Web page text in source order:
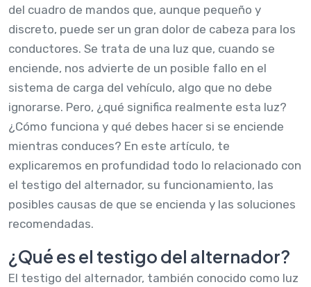
del cuadro de mandos que, aunque pequeño y
discreto, puede ser un gran dolor de cabeza para los
conductores. Se trata de una luz que, cuando se
enciende, nos advierte de un posible fallo en el
sistema de carga del vehículo, algo que no debe
ignorarse. Pero, ¿qué significa realmente esta luz?
¿Cómo funciona y qué debes hacer si se enciende
mientras conduces? En este artículo, te
explicaremos en profundidad todo lo relacionado con
el testigo del alternador, su funcionamiento, las
posibles causas de que se encienda y las soluciones
recomendadas.
¿Qué es el testigo del alternador?
El testigo del alternador, también conocido como luz